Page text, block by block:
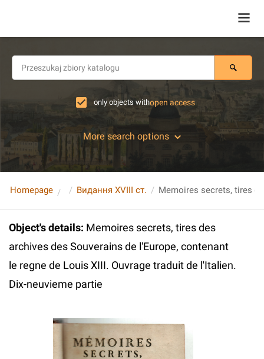
only objects withopen access
More search options
Homepage Видання XVIII ст.
Object's details: Memoires secrets, tires des
archives des Souverains de l'Europe, contenant
le regne de Louis XIII. Ouvrage traduit de l'Italien.
Dix-neuvieme partie